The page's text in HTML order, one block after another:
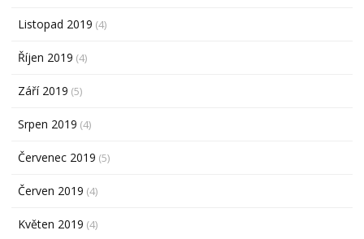
Listopad 2019 (4)
Říjen 2019 (4)
Září 2019 (5)
Srpen 2019 (4)
Červenec 2019 (5)
Červen 2019 (4)
Květen 2019 (4)